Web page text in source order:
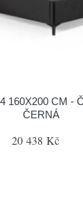
160X200 CM -
ČERNÁ
20 438 Kč